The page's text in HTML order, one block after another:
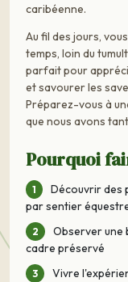
caribéenne.
Au fil des jours,
temps, loin du
parfait pour
et savourer les
Préparez-vous à
que nous avons
Pourquoi
Découvrir des
par sentier
Observer une
cadre préservé
Vivre